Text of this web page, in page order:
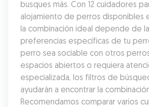
busques más. Con 12 cuidadores
alojamiento de perros disponibles
la combinación ideal depende de
preferencias específicas de tu
perro sea sociable con otros
espacios abiertos o requiera
especializada, los filtros de
ayudarán a encontrar la
Recomendamos comparar varios